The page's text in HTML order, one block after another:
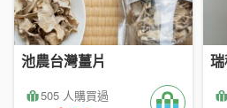
池農台灣薑片
505 人購買過